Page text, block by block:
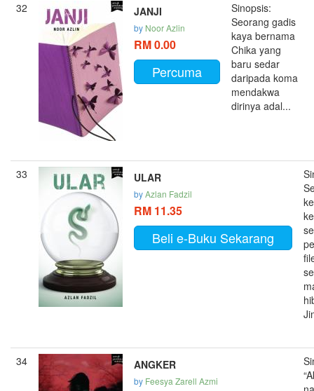
32 JANJI
by Noor Azlin
RM 0.00
Percuma
Sinopsis:
Seorang gadis
kaya bernama
Chika yang
baru sedar
daripada koma
mendakwa
dirinya adal...
33 ULAR
byAzlan Fadzil
RM 11.35
Beli e-Buku Sekarang
34 ANGKER
by Feesya Zarell Azmi